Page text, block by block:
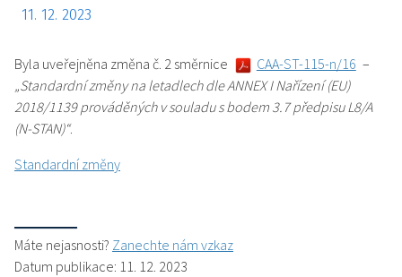
11. 12. 2023
Byla uveřejněna změna č. 2 směrnice CAA-ST-115-n/16 –
„Standardní změny na letadlech dle ANNEX I Nařízení (EU)
2018/1139 prováděných v souladu s bodem 3.7 předpisu L8/A
(N-STAN)“.
Standardní změny
Máte nejasnosti? Zanechte nám vzkaz
Datum publikace: 11. 12. 2023